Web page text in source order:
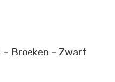
– Broeken – Zwart